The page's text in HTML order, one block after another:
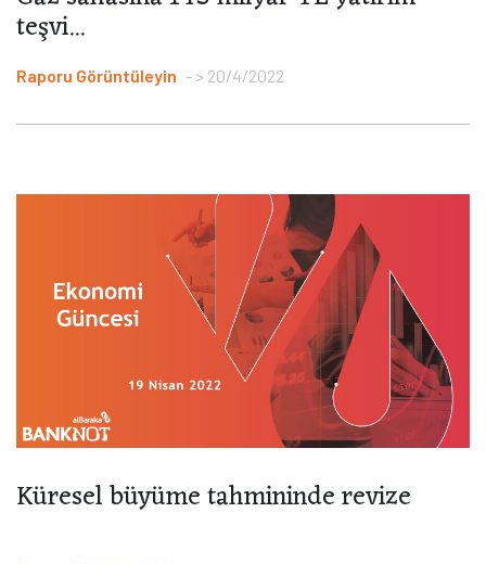
teşvi...
Raporu Görüntüleyin > 20/4/2022
Küresel büyüme tahmininde revize